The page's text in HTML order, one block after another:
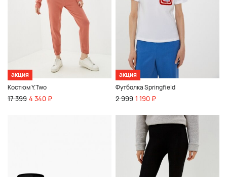
акция
Костюм Y.Two
17 399 4 340 ₽
акция
Футболка Springfield
2 999 1 190 ₽